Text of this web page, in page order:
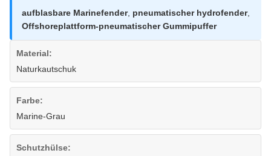
aufblasbare Marinefender, pneumatischer hydrofender,
Offshoreplattform-pneumatischer Gummipuffer
Material:
Naturkautschuk
Farbe:
Marine-Grau
Schutzhülse: